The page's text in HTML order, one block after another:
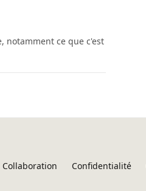
notamment ce que c'est
Collaboration Confidentialité